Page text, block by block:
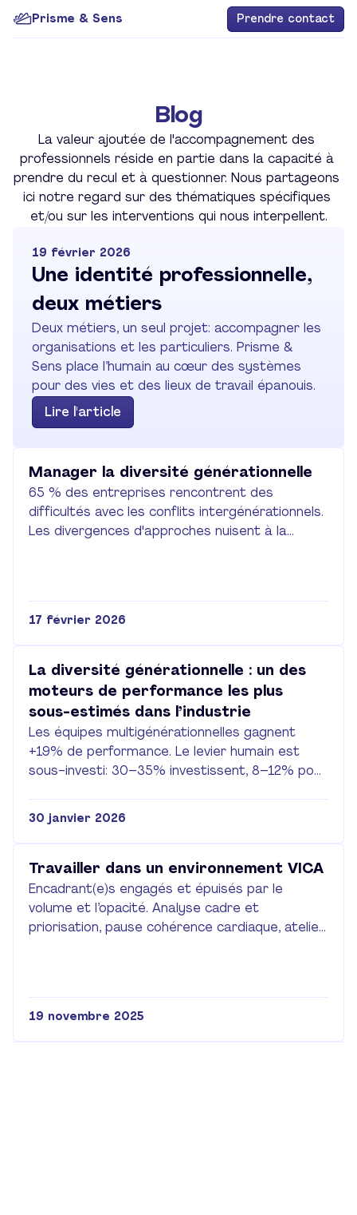
Prisme & Sens Prendre contact
Blog
La valeur ajoutée de l'accompagnement des
professionnels réside en partie dans la capacité à
prendre du recul et à questionner. Nous partageons
ici notre regard sur des thématiques spécifiques
et/ou sur les interventions qui nous interpellent.
19 février 2026
Une identité professionnelle,
deux métiers
Deux métiers, un seul projet: accompagner les
organisations et les particuliers. Prisme &
Sens place l’humain au cœur des systèmes
pour des vies et des lieux de travail épanouis.
Lire l'article
Manager la diversité générationnelle
65 % des entreprises rencontrent des
difficultés avec les conflits intergénérationnels.
Les divergences d'approches nuisent à la
17 février 2026
La diversité générationnelle : un des
moteurs de performance les plus
sous-estimés dans l’industrie
Les équipes multigénérationnelles gagnent
+19% de performance. Le levier humain est
sous-investi: 30–35% investissent, 8–12% pour
30 janvier 2026
Travailler dans un environnement VICA
Encadrant(e)s engagés et épuisés par le
volume et l’opacité. Analyse cadre et
priorisation, pause cohérence cardiaque, atelier
19 novembre 2025